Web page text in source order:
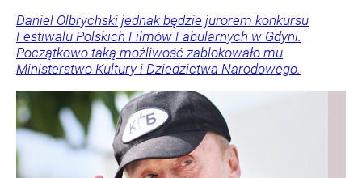
Daniel Olbrychski jednak będzie jurorem konkursu
Festiwalu Polskich Filmów Fabularnych w Gdyni.
Początkowo taką możliwość zablokowało mu
Ministerstwo Kultury i Dziedzictwa Narodowego.